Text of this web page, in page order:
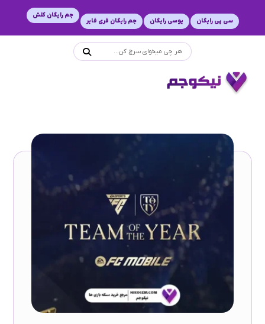
سی پی رایگان یوسی رایگان جم رایگان فری فایر
جم رایگان کلش